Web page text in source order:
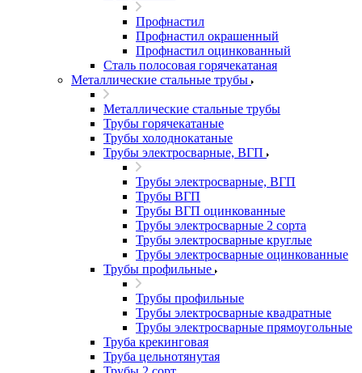
Профнастил
Профнастил окрашенный
Профнастил оцинкованный
Сталь полосовая горячекатаная
Металлические стальные трубы
Металлические стальные трубы
Трубы горячекатаные
Трубы холоднокатаные
Трубы электросварные, ВГП
Трубы электросварные, ВГП
Трубы ВГП
Трубы ВГП оцинкованные
Трубы электросварные 2 сорта
Трубы электросварные круглые
Трубы электросварные оцинкованные
Трубы профильные
Трубы профильные
Трубы электросварные квадратные
Трубы электросварные прямоугольные
Труба крекинговая
Труба цельнотянутая